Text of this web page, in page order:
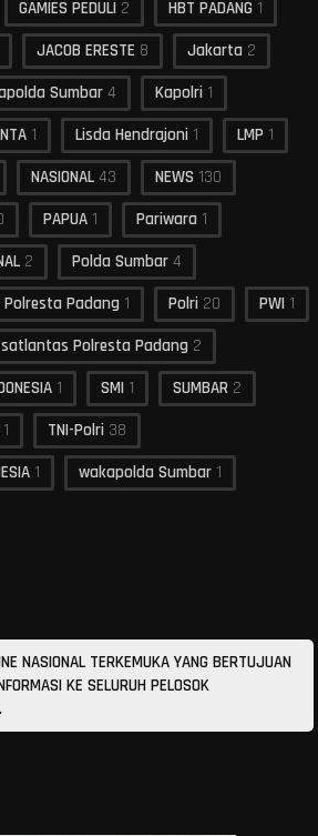
GAMIES PEDULI 2 HBT PADANG 1
JACOB ERESTE 8 Jakarta 2
Sumbar 4 Kapolri 1
1 Lisda Hendrajoni 1 LMP 1
NASIONAL 43 NEWS 130
PAPUA 1 Pariwara 1
2 Polda Sumbar 4
Polresta Padang 1 Polri 20 PWI 1
satlantas Polresta Padang 2
1 SMI 1 SUMBAR 2
1 TNI-Polri 38
1 wakapolda Sumbar 1
NASIONAL TERKEMUKA YANG BERTUJUAN
KE SELURUH PELOSOK